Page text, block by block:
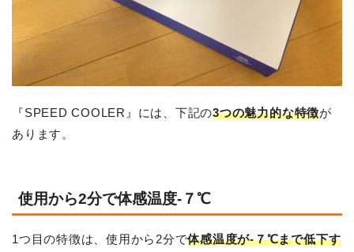
『SPEED COOLER』には、下記の3つの魅力的な特徴が
あります。
使用から2分で体感温度-７℃
1つ目の特徴は、使用から2分で体感温度が-７℃まで低下す